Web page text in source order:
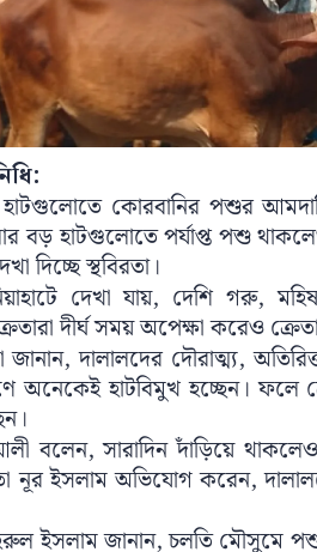
হাটগুলোতে কোরবানির পশুর
বড় হাটগুলোতে পর্যাপ্ত পশু
দিচ্ছে স্থবিরতা।
দেখা যায়, দেশি গরু,
দীর্ঘ সময় অপেক্ষা করেও
জানান, দালালদের দৌরাত্ম্য,
অনেকেই হাটবিমুখ হচ্ছেন।
বলেন, সারাদিন দাঁড়িয়ে
নূর ইসলাম অভিযোগ করেন,
ইসলাম জানান, চলতি মৌসুমে